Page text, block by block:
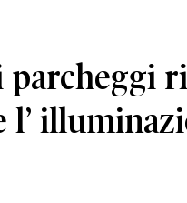
parcheggi
l’